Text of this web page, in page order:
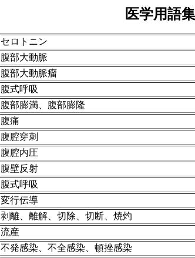
医学用語
セロトニン
腹部大動脈
腹部大動脈瘤
腹式呼吸
腹部膨満、腹部膨隆
腹痛
腹腔穿刺
腹腔内圧
腹壁反射
腹式呼吸
変行伝導
剥離、離解、切除、切断、焼灼
流産
不発感染、不全感染、頓挫感染